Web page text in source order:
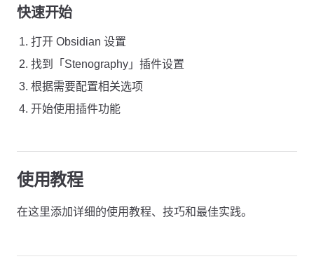
快速开始
打开 Obsidian 设置
找到「Stenography」插件设置
根据需要配置相关选项
开始使用插件功能
使用教程
在这里添加详细的使用教程、技巧和最佳实践。